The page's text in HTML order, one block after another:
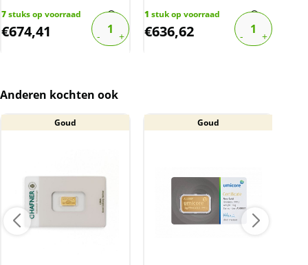
7stuks op voorraad
€674,41
1 stuk op voorraad
€636,62
Anderen kochten ook
Goud Goud